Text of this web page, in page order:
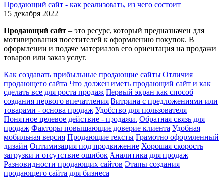
Продающий сайт - как реализовать, из чего состоит
15 декабря 2022
Продающий сайт – это ресурс, который предназначен для
мотивирования посетителей к оформлению покупок. В
оформлении и подаче материалов его ориентация на продажи
товаров или заказ услуг.
Как создавать прибыльные продающие сайты Отличия
продающего сайта Что должен иметь продающий сайт и как
сделать все для роста продаж Первый экран как способ
создания первого впечатления Витрина с предложениями или
товарами - основа продаж Удобство для пользователя
Понятное целевое действие - продажи. Обратная связь для
продаж Факторы повышающие доверие клиента Удобная
мобильная версия Продающие тексты Грамотно оформленный
дизайн Оптимизация под продвижение Хорошая скорость
загрузки и отсутствие ошибок Аналитика для продаж
Разновидности продающих сайтов Этапы создания
продающего сайта для бизнеса